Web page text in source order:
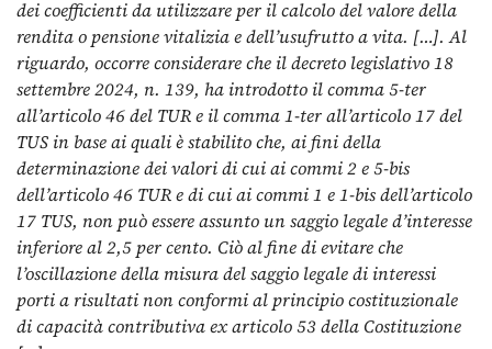
dei coefficienti da utilizzare per il calcolo del valore della
rendita o pensione vitalizia e dell’usufrutto a vita. […]. Al
riguardo, occorre considerare che il decreto legislativo 18
settembre 2024, n. 139, ha introdotto il comma 5-ter
all’articolo 46 del TUR e il comma 1-ter all’articolo 17 del
TUS in base ai quali è stabilito che, ai fini della
determinazione dei valori di cui ai commi 2 e 5-bis
dell’articolo 46 TUR e di cui ai commi 1 e 1-bis dell’articolo
17 TUS, non può essere assunto un saggio legale d’interesse
inferiore al 2,5 per cento. Ciò al fine di evitare che
l’oscillazione della misura del saggio legale di interessi
porti a risultati non conformi al principio costituzionale
di capacità contributiva ex articolo 53 della Costituzione